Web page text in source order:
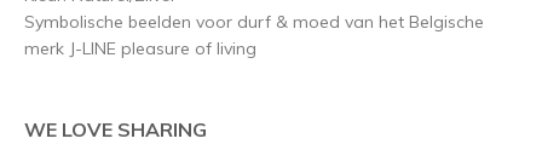
Symbolische beelden voor durf & moed van het Belgische
merk J-LINE pleasure of living
WE LOVE SHARING